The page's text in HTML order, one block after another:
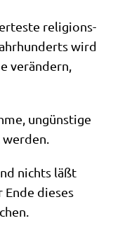
reli­gi­ons­
wird
ver­än­dern,
ungün­sti­ge
nichts läßt
Ende die­ses